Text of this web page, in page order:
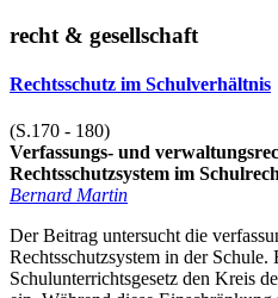
recht & gesellschaft
Rechtsschutz im Schulverhältnis
(S.170 - 180)
Verfassungs- und
Rechtsschutzsystem im
Bernard Martin
Der Beitrag untersucht die
Rechtsschutzsystem in der
Schulunterrichtsgesetz den Kreis